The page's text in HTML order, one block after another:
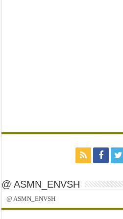
@ ASMN_ENVSH
@ ASMN_ENVSH